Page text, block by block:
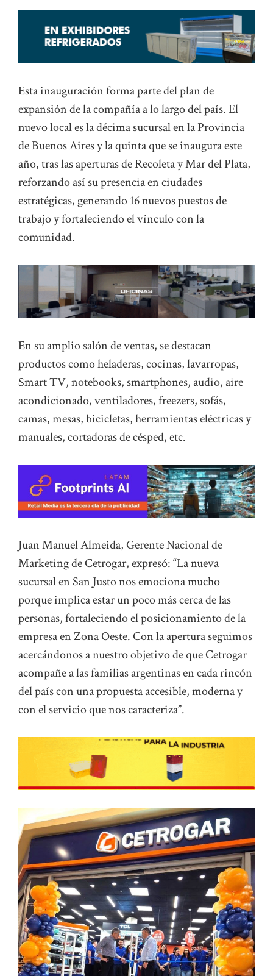
Esta inauguración forma parte del plan de
expansión de la compañía a lo largo del país. El
nuevo local es la décima sucursal en la Provincia
de Buenos Aires y la quinta que se inaugura este
año, tras las aperturas de Recoleta y Mar del Plata,
reforzando así su presencia en ciudades
estratégicas, generando 16 nuevos puestos de
trabajo y fortaleciendo el vínculo con la
comunidad.
En su amplio salón de ventas, se destacan
productos como heladeras, cocinas, lavarropas,
Smart TV, notebooks, smartphones, audio, aire
acondicionado, ventiladores, freezers, sofás,
camas, mesas, bicicletas, herramientas eléctricas y
manuales, cortadoras de césped, etc.
Juan Manuel Almeida, Gerente Nacional de
Marketing de Cetrogar, expresó: “La nueva
sucursal en San Justo nos emociona mucho
porque implica estar un poco más cerca de las
personas, fortaleciendo el posicionamiento de la
empresa en Zona Oeste. Con la apertura seguimos
acercándonos a nuestro objetivo de que Cetrogar
acompañe a las familias argentinas en cada rincón
del país con una propuesta accesible, moderna y
con el servicio que nos caracteriza”.